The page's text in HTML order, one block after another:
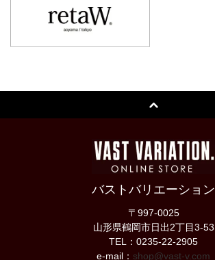
バストバリエーション
〒997-0025
山形県鶴岡市日出2丁目3-53
TEL：0235-22-2905
e-mail： shop@vast-v.com